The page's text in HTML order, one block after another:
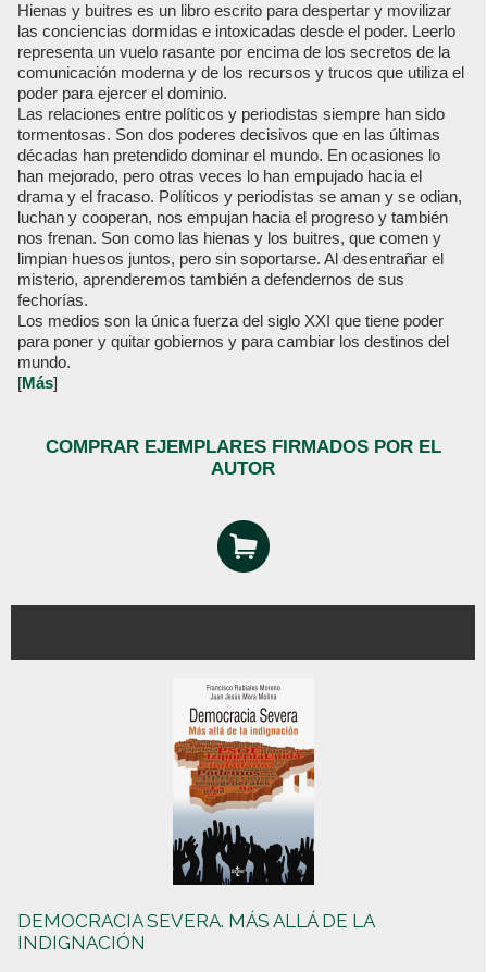
Hienas y buitres es un libro escrito para despertar y movilizar
las conciencias dormidas e intoxicadas desde el poder. Leerlo
representa un vuelo rasante por encima de los secretos de la
comunicación moderna y de los recursos y trucos que utiliza el
poder para ejercer el dominio.
Las relaciones entre políticos y periodistas siempre han sido
tormentosas. Son dos poderes decisivos que en las últimas
décadas han pretendido dominar el mundo. En ocasiones lo
han mejorado, pero otras veces lo han empujado hacia el
drama y el fracaso. Políticos y periodistas se aman y se odian,
luchan y cooperan, nos empujan hacia el progreso y también
nos frenan. Son como las hienas y los buitres, que comen y
limpian huesos juntos, pero sin soportarse. Al desentrañar el
misterio, aprenderemos también a defendernos de sus
fechorías.
Los medios son la única fuerza del siglo XXI que tiene poder
para poner y quitar gobiernos y para cambiar los destinos del
mundo.
[Más]
COMPRAR EJEMPLARES FIRMADOS POR EL
AUTOR
DEMOCRACIA SEVERA. MÁS ALLÁ DE LA
INDIGNACIÓN